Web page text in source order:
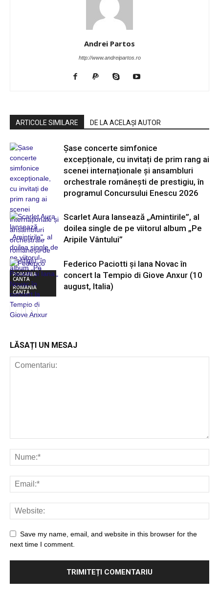
Andrei Partos
http://www.andreipartos.ro
ARTICOLE SIMILARE DE LA ACELAȘI AUTOR
ROMANIA
CANTA
Șase concerte simfonice
excepționale, cu invitați de prim rang ai
scenei internaționale și ansambluri
orchestrale românești de prestigiu, în
programul Concursului Enescu 2026
ROMANIA
CANTA
Scarlet Aura lansează „Amintirile”, al
doilea single de pe viitorul album „Pe
Aripile Vântului”
Federico Paciotti și Iana Novac în
concert la Tempio di Giove Anxur (10
august, Italia)
LĂSAȚI UN MESAJ
Save my name, email, and website in this browser for the
next time I comment.